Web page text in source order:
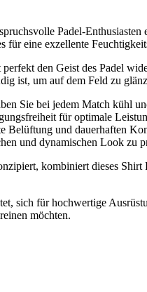
Padel-
für eine exzellente
den Geist des Padel
ist, um auf dem Feld zu
Sie bei jedem Match kühl
für optimale
Belüftung und dauerhaften
und dynamischen Look zu
kombiniert dieses
sich für hochwertige
möchten.